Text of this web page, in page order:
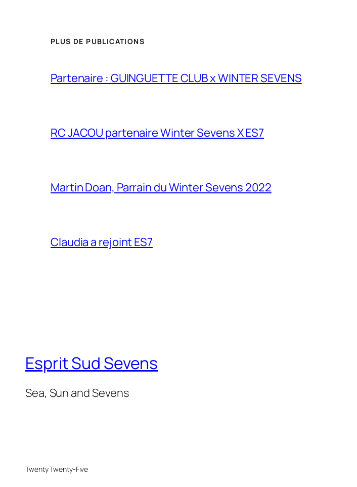
PLUS DE PUBLICATIONS
Partenaire : GUINGUETTE CLUB x WINTER SEVENS
RC JACOU partenaire Winter Sevens X ES7
Martin Doan, Parrain du Winter Sevens 2022
Claudia a rejoint ES7
Esprit Sud Sevens
Sea, Sun and Sevens
Twenty Twenty-Five